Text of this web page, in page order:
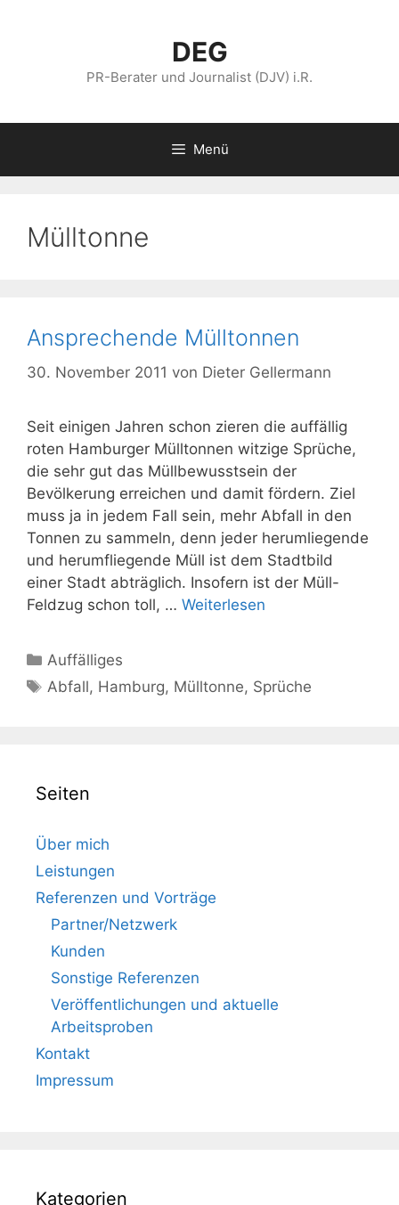
DEG
PR-Berater und Journalist (DJV) i.R.
Menü
Mülltonne
Ansprechende Mülltonnen
30. November 2011 von Dieter Gellermann
Seit einigen Jahren schon zieren die auffällig
roten Hamburger Mülltonnen witzige Sprüche,
die sehr gut das Müllbewusstsein der
Bevölkerung erreichen und damit fördern. Ziel
muss ja in jedem Fall sein, mehr Abfall in den
Tonnen zu sammeln, denn jeder herumliegende
und herumfliegende Müll ist dem Stadtbild
einer Stadt abträglich. Insofern ist der Müll-
Feldzug schon toll, … Weiterlesen
Kategorien
Auffälliges
Schlagwörter
Abfall, Hamburg, Mülltonne, Sprüche
Seiten
Über mich
Leistungen
Referenzen und Vorträge
Partner/Netzwerk
Kunden
Sonstige Referenzen
Veröffentlichungen und aktuelle
Arbeitsproben
Kontakt
Impressum
Kategorien